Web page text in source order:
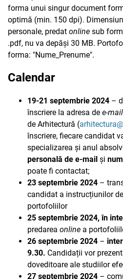
forma unui singur document
optimă (min. 150 dpi).
personale, predat online sub
.pdf, nu va depăși 30 MB.
forma: "Nume_Prenume".
Calendar
19-21 septembrie 2024 –
înscriere la adresa de e-mail
de Arhitectură (
înscriere, fiecare candidat
specializarea și anul
personală de e-mail și
poate fi contactat;
23 septembrie 2024 –
candidat a instrucțiunilor
portofoliilor
25 septembrie 2024, în
predarea online a
26 septembrie 2024 –
9.30. Candidații vor
doveditoare ale studiilor
27 septembrie 2024 –